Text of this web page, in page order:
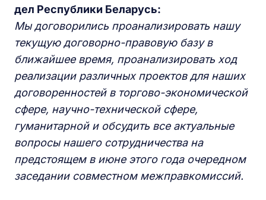
дел Республики Беларусь:
Мы договорились проанализировать нашу
текущую договорно-правовую базу в
ближайшее время, проанализировать ход
реализации различных проектов для наших
договоренностей в торгово-экономической
сфере, научно-технической сфере,
гуманитарной и обсудить все актуальные
вопросы нашего сотрудничества на
предстоящем в июне этого года очередном
заседании совместном межправкомиссий.